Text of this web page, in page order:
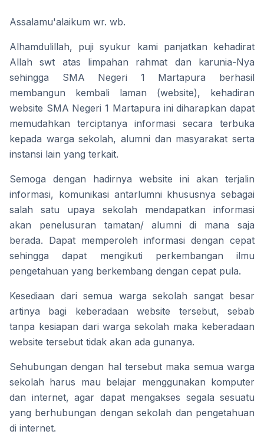
Assalamu'alaikum wr. wb.
Alhamdulillah, puji syukur kami panjatkan kehadirat
Allah swt atas limpahan rahmat dan karunia-Nya
sehingga SMA Negeri 1 Martapura berhasil
membangun kembali laman (website), kehadiran
website SMA Negeri 1 Martapura ini diharapkan dapat
memudahkan terciptanya informasi secara terbuka
kepada warga sekolah, alumni dan masyarakat serta
instansi lain yang terkait.
Semoga dengan hadirnya website ini akan terjalin
informasi, komunikasi antarlumni khususnya sebagai
salah satu upaya sekolah mendapatkan informasi
akan penelusuran tamatan/ alumni di mana saja
berada. Dapat memperoleh informasi dengan cepat
sehingga dapat mengikuti perkembangan ilmu
pengetahuan yang berkembang dengan cepat pula.
Kesediaan dari semua warga sekolah sangat besar
artinya bagi keberadaan website tersebut, sebab
tanpa kesiapan dari warga sekolah maka keberadaan
website tersebut tidak akan ada gunanya.
Sehubungan dengan hal tersebut maka semua warga
sekolah harus mau belajar menggunakan komputer
dan internet, agar dapat mengakses segala sesuatu
yang berhubungan dengan sekolah dan pengetahuan
di internet.